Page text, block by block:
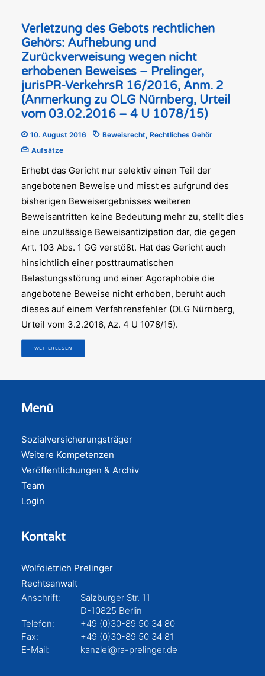
Verletzung des Gebots rechtlichen
Gehörs: Aufhebung und
Zurückverweisung wegen nicht
erhobenen Beweises – Prelinger,
jurisPR-VerkehrsR 16/2016, Anm. 2
(Anmerkung zu OLG Nürnberg, Urteil
vom 03.02.2016 – 4 U 1078/15)
10. August 2016 Beweisrecht, Rechtliches Gehör
Aufsätze
Erhebt das Gericht nur selektiv einen Teil der
angebotenen Beweise und misst es aufgrund des
bisherigen Beweisergebnisses weiteren
Beweisantritten keine Bedeutung mehr zu, stellt dies
eine unzulässige Beweisantizipation dar, die gegen
Art. 103 Abs. 1 GG verstößt. Hat das Gericht auch
hinsichtlich einer posttraumatischen
Belastungsstörung und einer Agoraphobie die
angebotene Beweise nicht erhoben, beruht auch
dieses auf einem Verfahrensfehler (OLG Nürnberg,
Urteil vom 3.2.2016, Az. 4 U 1078/15).
WEITERLESEN
Menü
Sozialversicherungsträger
Weitere Kompetenzen
Veröffentlichungen & Archiv
Team
Login
Kontakt
Wolfdietrich Prelinger
Rechtsanwalt
Anschrift:
Salzburger Str. 11
D-10825 Berlin
Telefon:
+49 (0)30-89 50 34 80
Fax:
+49 (0)30-89 50 34 81
E-Mail:
kanzlei@ra-prelinger.de